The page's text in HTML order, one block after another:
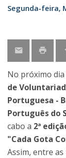
Segunda-feira,
No próximo
de
Portuguesa -
Português do
cabo a 2ª
"Cada Gota
Assim, entre as